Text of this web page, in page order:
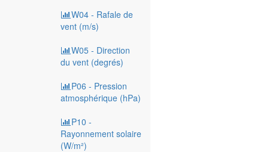
W04 - Rafale de
vent (m/s)
W05 - Direction
du vent (degrés)
P06 - Pression
atmosphérique (hPa)
P10 -
Rayonnement solaire
(W/m²)